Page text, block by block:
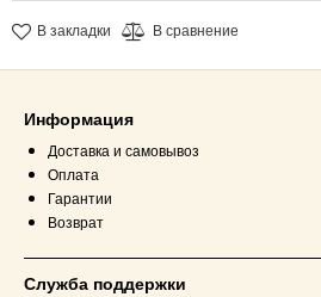
В закладки В сравнение
Информация
Доставка и самовывоз
Оплата
Гарантии
Возврат
Служба поддержки